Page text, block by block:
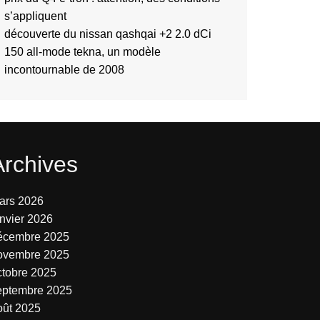
s’appliquent
découverte du nissan qashqai +2 2.0 dCi
150 all-mode tekna, un modèle
incontournable de 2008
2026
2026
2025
2025
2025
2025
2025